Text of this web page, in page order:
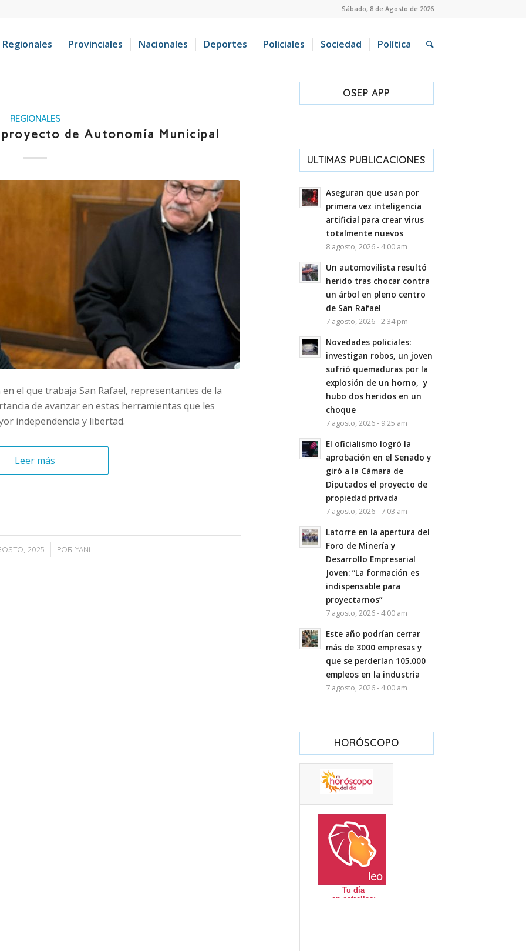
Sábado, 8 de Agosto de 2026
Regionales Provinciales Nacionales Deportes Policiales Sociedad Política
REGIONALES
de Autonomía Municipal
el que trabaja San Rafael, representantes de la
de avanzar en estas herramientas que les
independencia y libertad.
Leer más
2025
/ POR YANI
OSEP APP
ULTIMAS PUBLICACIONES
Aseguran que usan por
primera vez inteligencia
artificial para crear virus
totalmente nuevos
8 agosto, 2026 - 4:00 am
Un automovilista resultó
herido tras chocar contra
un árbol en pleno centro
de San Rafael
7 agosto, 2026 - 2:34 pm
Novedades policiales:
investigan robos, un joven
sufrió quemaduras por la
explosión de un horno, y
hubo dos heridos en un
choque
7 agosto, 2026 - 9:25 am
El oficialismo logró la
aprobación en el Senado y
giró a la Cámara de
Diputados el proyecto de
propiedad privada
7 agosto, 2026 - 7:03 am
Latorre en la apertura del
Foro de Minería y
Desarrollo Empresarial
Joven: “La formación es
indispensable para
proyectarnos”
7 agosto, 2026 - 4:00 am
Este año podrían cerrar
más de 3000 empresas y
que se perderían 105.000
empleos en la industria
7 agosto, 2026 - 4:00 am
HORÓSCOPO